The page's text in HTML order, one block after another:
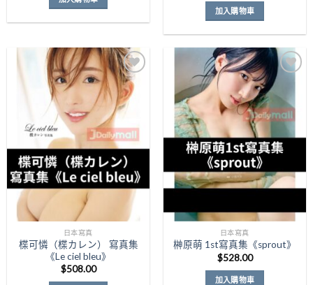
加入購物車
Add to
Wishlist
日本寫真
楪可憐（楪カレン） 寫真集
《Le ciel bleu》
$508.00
Add to
Wishlist
日本寫真
榊原萌 1st寫真集《sprout》
$528.00
加入購物車